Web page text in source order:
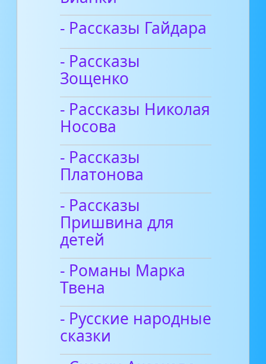
- Рассказы Гайдара
- Рассказы
Зощенко
- Рассказы Николая
Носова
- Рассказы
Платонова
- Рассказы
Пришвина для
детей
- Романы Марка
Твена
- Русские народные
сказки